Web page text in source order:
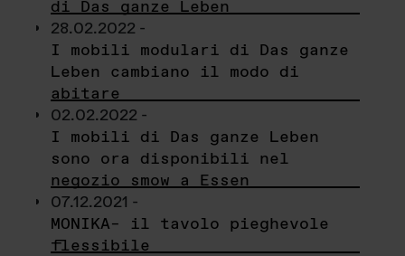
di Das ganze Leben
28.02.2022 -
I mobili modulari di Das ganze
Leben cambiano il modo di
abitare
02.02.2022 -
I mobili di Das ganze Leben
sono ora disponibili nel
negozio smow a Essen
07.12.2021 -
MONIKA– il tavolo pieghevole
flessibile